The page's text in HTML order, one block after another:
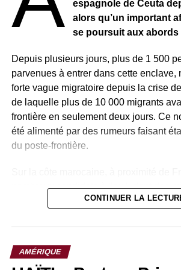
espagnole de Ceuta
alors qu’un important
se poursuit aux abords
Depuis plusieurs jours, plus de 1 500
parvenues à entrer dans cette enclave,
forte vague migratoire depuis la crise
de laquelle plus de 10 000 migrants
frontière en seulement deux jours. Ce
été alimenté par des rumeurs faisant
du poste-frontière.
nombreux candidats à l’exil, dont des
convergé vers la zone frontalière, à
qui motivent ces tentatives. Fatima
CONTINUER LA
AMÉRIQUE